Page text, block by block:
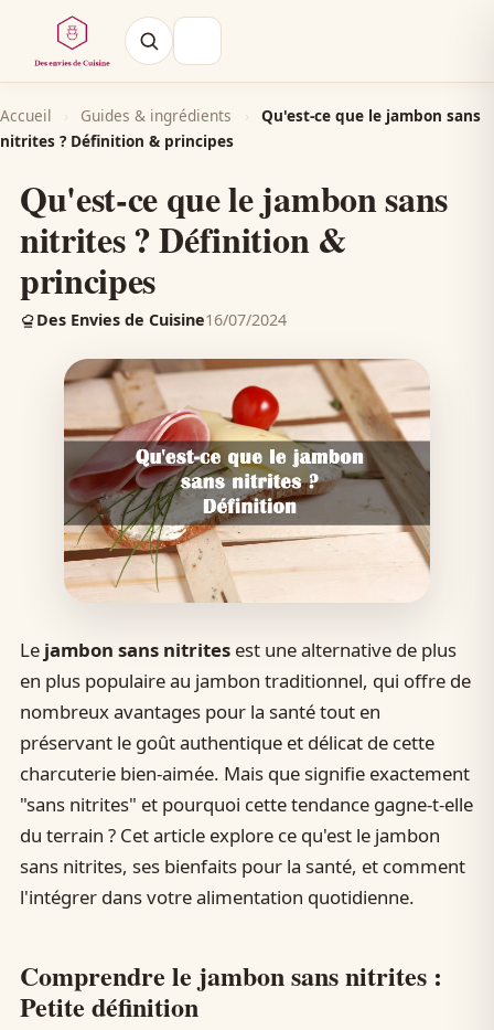
Accueil › Guides & ingrédients ›
Qu'est-ce que le jambon sans
nitrites ? Définition & principes
Qu'est-ce que le jambon sans
nitrites ? Définition &
principes
Des Envies de Cuisine16/07/2024
Le jambon sans nitritesest une alternative de plus
en plus populaire au jambon traditionnel, qui offre de
nombreux avantages pour la santé tout en
préservant le goût authentique et délicat de cette
charcuterie bien-aimée. Mais que signifie exactement
"sans nitrites" et pourquoi cette tendance gagne-t-elle
du terrain ? Cet article explore ce qu'est le jambon
sans nitrites, ses bienfaits pour la santé, et comment
l'intégrer dans votre alimentation quotidienne.
Comprendre le jambon sans nitrites :
Petite définition